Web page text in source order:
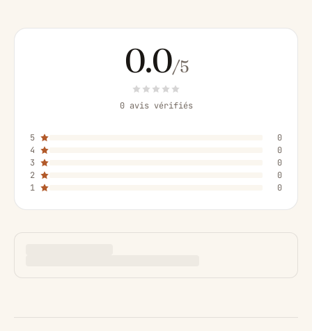
0.0/5
0 avis vérifiés
5
0
4
0
3
0
2
0
1
0